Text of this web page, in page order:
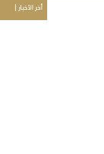
أخر الأخبار |